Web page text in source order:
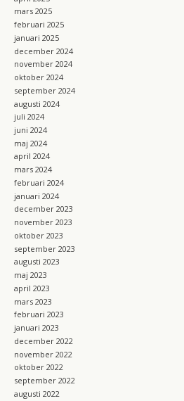
mars 2025
februari 2025
januari 2025
december 2024
november 2024
oktober 2024
september 2024
augusti 2024
juli 2024
juni 2024
maj 2024
april 2024
mars 2024
februari 2024
januari 2024
december 2023
november 2023
oktober 2023
september 2023
augusti 2023
maj 2023
april 2023
mars 2023
februari 2023
januari 2023
december 2022
november 2022
oktober 2022
september 2022
augusti 2022